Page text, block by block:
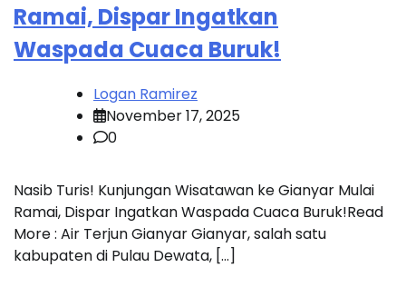
Ramai, Dispar Ingatkan
Waspada Cuaca Buruk!
Logan Ramirez
November 17, 2025
0
Nasib Turis! Kunjungan Wisatawan ke Gianyar Mulai
Ramai, Dispar Ingatkan Waspada Cuaca Buruk!Read
More : Air Terjun Gianyar Gianyar, salah satu
kabupaten di Pulau Dewata, […]